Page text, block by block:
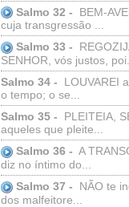
Salmo 32 -
BEM-
cuja transgressão ...
Salmo 33 -
SENHOR, vós justos, poi...
Salmo 34 -
LOUVAREI
o tempo; o se...
Salmo 35 -
PLEITEIA,
aqueles que pleite...
Salmo 36 - A
diz no íntimo do...
Salmo 37 -
NÃO te
dos malfeitore...